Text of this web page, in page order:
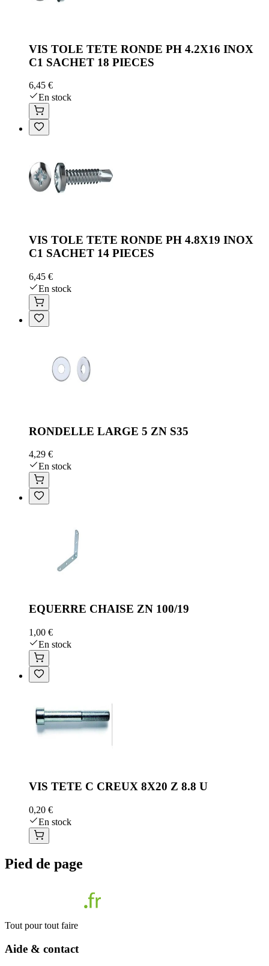
VIS TOLE TETE RONDE PH 4.2X16 INOX
C1 SACHET 18 PIECES
6,45 €
En stock
VIS TOLE TETE RONDE PH 4.8X19 INOX
C1 SACHET 14 PIECES
6,45 €
En stock
RONDELLE LARGE 5 ZN S35
4,29 €
En stock
EQUERRE CHAISE ZN 100/19
1,00 €
En stock
VIS TETE C CREUX 8X20 Z 8.8 U
0,20 €
En stock
Pied de page
Tout pour tout faire
Aide & contact